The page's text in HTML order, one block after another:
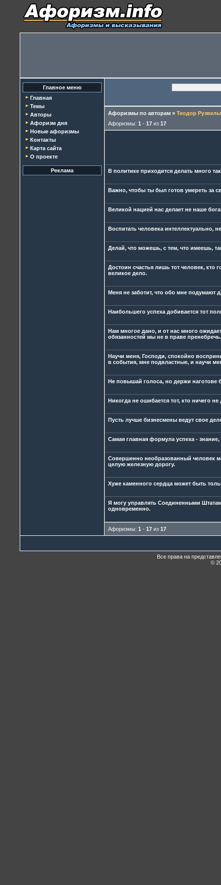
Главное меню
Главная
Темы
Авторы
Афоризм дня
Новые афоризмы
Контакты
Карта сайта
О проекте
Реклама
Афоризмы по авторам » Теодор
Афоризмы: 1 - 17 из 17
В политике приходится делать много
Важно, чтобы ты был готов умереть за
Великой нацией нас делает не наше
Воспитать человека интеллектуально,
Делай, что можешь, с тем, что имеешь,
Достоин счастья лишь тот человек,
великое дело.
Меня не заботит, что обо мне подумают
Наибольшего успеха добивается тот
Нам многое дано, и от нас много
обязанностей мы не в праве пренебречь.
Научи меня, Господи, спокойно
в события, мне подвластные, и научи
Не повышай голоса, но держи
Никогда не ошибается тот, кто ничего не
Пусть лучше бизнесмены ведут свое
Самая главная формула успеха -
Совершенно необразованный человек
целую железную дорогу.
Хуже каменного сердца может быть
Я могу управлять Соединенными
одновременно.
Афоризмы: 1 - 17 из 17
Все права на
©